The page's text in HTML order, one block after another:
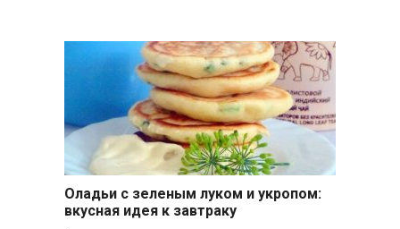
Оладьи с зеленым луком и укропом:
вкусная идея к завтраку